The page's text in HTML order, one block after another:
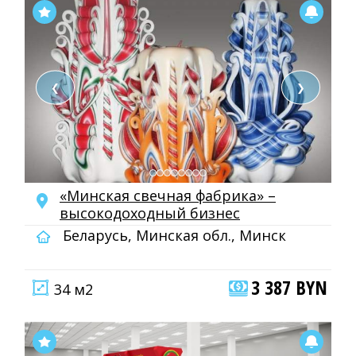
❮ ❯
«Минская свечная фабрика» –
высокодоходный бизнес
Беларусь, Минская обл., Минск
34 м2 3 387 BYN